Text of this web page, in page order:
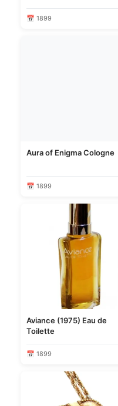
📅 1899
Aura of Enigma Cologne
📅 1899
Aviance (1975) Eau de
Toilette
📅 1899